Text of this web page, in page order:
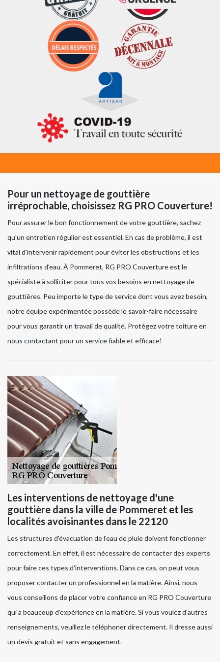
Pour un nettoyage de gouttière
irréprochable, choisissez RG PRO Couverture!
Pour assurer le bon fonctionnement de votre gouttière, sachez
qu'un entretien régulier est essentiel. En cas de problème, il est
vital d'intervenir rapidement pour éviter les obstructions et les
infiltrations d'eau. À Pommeret, RG PRO Couverture est le
spécialiste à solliciter pour tous vos besoins en nettoyage de
gouttières. Peu importe le type de service dont vous avez besoin,
notre équipe expérimentée possède le savoir-faire nécessaire
pour vous garantir un travail de qualité. Protégez votre toiture en
nous contactant pour un service fiable et efficace!
Les interventions de nettoyage d'une
gouttière dans la ville de Pommeret et les
localités avoisinantes dans le 22120
Les structures d'évacuation de l'eau de pluie doivent fonctionner
correctement. En effet, il est nécessaire de contacter des experts
pour faire ces types d'interventions. Dans ce cas, on peut vous
proposer contacter un professionnel en la matière. Ainsi, nous
vous conseillons de placer votre confiance en RG PRO Couverture
qui a beaucoup d'expérience en la matière. Si vous voulez d'autres
renseignements, veuillez le téléphoner directement. Il dresse aussi
un devis gratuit et sans engagement.